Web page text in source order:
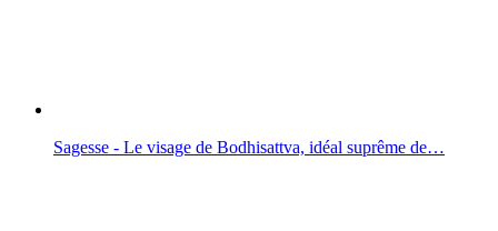
Sagesse - Le visage de Bodhisattva, idéal suprême de…